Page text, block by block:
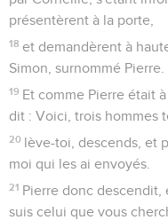
présentèrent à la porte,
18 et demandèrent à
Simon, surnommé Pierre.
19 Et comme Pierre était
dit : Voici, trois hommes
20 lève-toi, descends, et
moi qui les ai envoyés.
21 Pierre donc descendit,
suis celui que vous